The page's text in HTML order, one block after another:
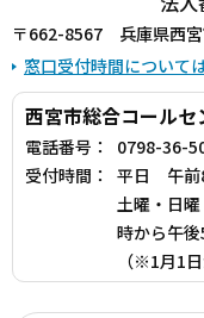
〒662-8567 兵庫県西宮
窓口受付時間について
西宮市総合コールセ
電話番号：
0798-36-
受付時間：
平日 午前
土曜・日
時から午
（※1月1